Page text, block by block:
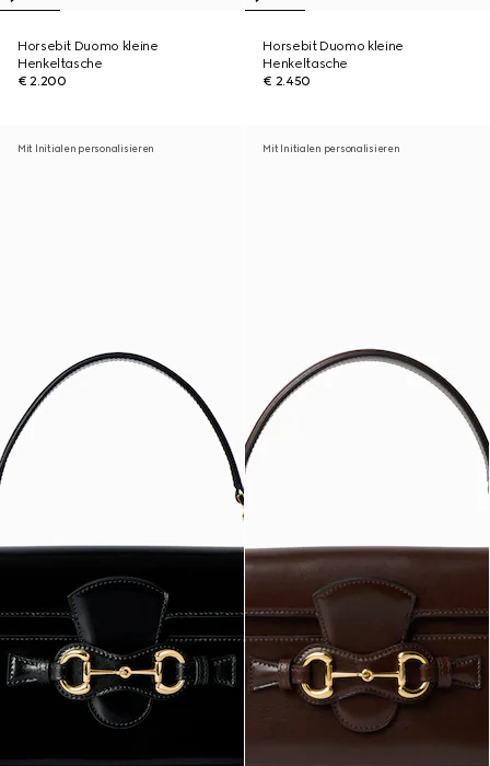
Horsebit Duomo kleine
Henkeltasche
€ 2.200
Horsebit Duomo kleine
Henkeltasche
€ 2.450
Mit Initialen personalisieren Mit Initialen personalisieren